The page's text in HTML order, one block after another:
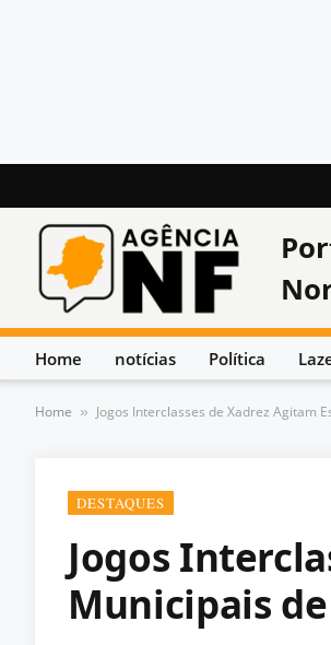
Home notícias Política
Home » Jogos Interclasses de Xadrez Agitam
DESTAQUES
Jogos
Municipais de